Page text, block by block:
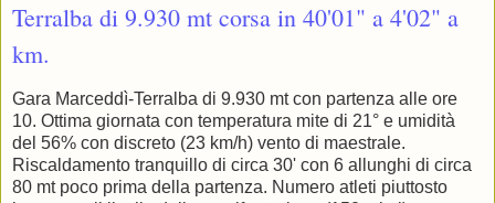
Terralba di 9.930 mt corsa in 40'01" a 4'02" a
km.
Gara Marceddì-Terralba di 9.930 mt con partenza alle ore
10. Ottima giornata con temperatura mite di 21° e umidità
del 56% con discreto (23 km/h) vento di maestrale.
Riscaldamento tranquillo di circa 30' con 6 allunghi di circa
80 mt poco prima della partenza. Numero atleti piuttosto